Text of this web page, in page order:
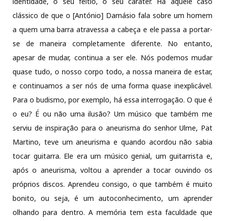
clássico de que o [António] Damásio fala sobre um homem
a quem uma barra atravessa a cabeça e ele passa a portar-
se de maneira completamente diferente. No entanto,
apesar de mudar, continua a ser ele. Nós podemos mudar
quase tudo, o nosso corpo todo, a nossa maneira de estar,
e continuamos a ser nós de uma forma quase inexplicável.
Para o budismo, por exemplo, há essa interrogação. O que é
o eu? É ou não uma ilusão? Um músico que também me
serviu de inspiração para o aneurisma do senhor Ulme, Pat
Martino, teve um aneurisma e quando acordou não sabia
tocar guitarra. Ele era um músico genial, um guitarrista e,
após o aneurisma, voltou a aprender a tocar ouvindo os
próprios discos. Aprendeu consigo, o que também é muito
bonito, ou seja, é um autoconhecimento, um aprender
olhando para dentro. A memória tem esta faculdade que